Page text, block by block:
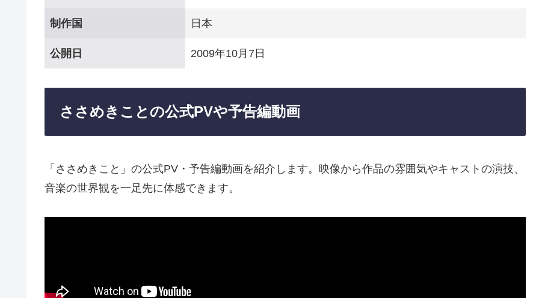
制作国 日本
公開日 2009年10月7日
ささめきことの公式PVや予告編動画
「ささめきこと」の公式PV・予告編動画を紹介します。映像から作品の雰囲気やキャストの演技、
音楽の世界観を一足先に体感できます。